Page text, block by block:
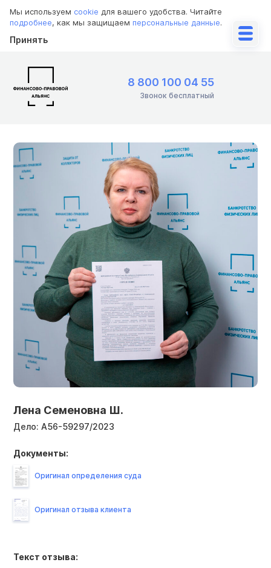
Мы используем cookie для вашего удобства. Читайте
подробнее, как мы защищаем персональные данные.
Принять
8 800 100 04 55
Звонок бесплатный
Лена Семеновна Ш.
Дело: А56-59297/2023
Текст отзыва:
Документы:
Оригинал определения суда
Оригинал отзыва клиента